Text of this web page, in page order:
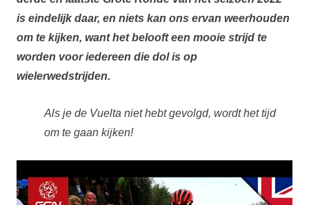
is eindelijk daar, en niets kan ons ervan weerhouden
om te kijken, want het belooft een mooie strijd te
worden voor iedereen die dol is op
wielerwedstrijden.
Als je de Vuelta niet hebt gevolgd, wordt het tijd
om te gaan kijken!